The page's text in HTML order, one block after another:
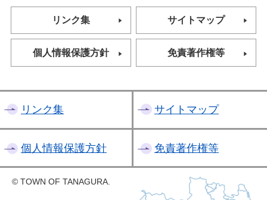
リンク集 サイトマップ
個人情報保護方針 免責著作権等
リンク集 サイトマップ
個人情報保護方針 免責著作権等
© TOWN OF TANAGURA.